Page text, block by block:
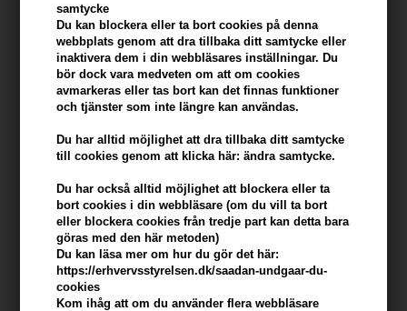
samtycke
Du kan blockera eller ta bort cookies på denna
webbplats genom att dra tillbaka ditt samtycke eller
inaktivera dem i din webbläsares inställningar. Du
bör dock vara medveten om att om cookies
avmarkeras eller tas bort kan det finnas funktioner
och tjänster som inte längre kan användas.
Du har alltid möjlighet att dra tillbaka ditt samtycke
till cookies genom att klicka här: ändra samtycke.
Du har också alltid möjlighet att blockera eller ta
bort cookies i din webbläsare (om du vill ta bort
eller blockera cookies från tredje part kan detta bara
göras med den här metoden)
Du kan läsa mer om hur du gör det här:
https://erhvervsstyrelsen.dk/saadan-undgaar-du-
cookies
Kom ihåg att om du använder flera webbläsare
Waterclouds Curl Cream
150ml
244,00 SEK
Organic Hairspa Curl Shape
Activator 150ml
Tidigare lägsta pris: 301,00
226,00 SEK
Erbjudandet gäller: 30.07.26 -